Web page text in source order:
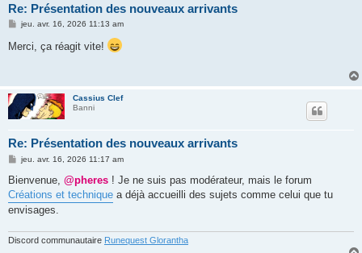
Re: Présentation des nouveaux arrivants
M
s
s
jeu. avr. 16, 2026 11:13 am
Merci, ça réagit vite!
Cassius Clef
Banni
Re: Présentation des nouveaux arrivants
M
s
a
g
e
jeu. avr. 16, 2026 11:17 am
Bienvenue, @pheres ! Je ne suis pas modérateur, mais le forum
Créations et technique a déjà accueilli des sujets comme celui que tu
envisages.
Discord communautaire Runequest Glorantha